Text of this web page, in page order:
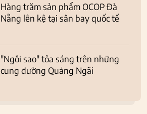
Hàng trăm sản phẩm OCOP Đà
Nẵng lên kệ tại sân bay quốc tế
"Ngôi sao" tỏa sáng trên những
cung đường Quảng Ngãi